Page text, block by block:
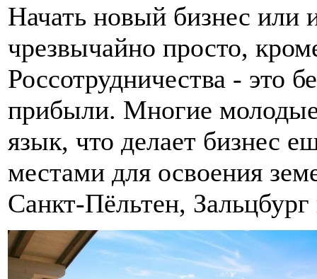
Начать новый бизнес или
чрезвычайно просто,
Россотрудничества - это
прибыли. Многие
язык, что делает бизнес
местами для освоения
Санкт-Пёльтен,